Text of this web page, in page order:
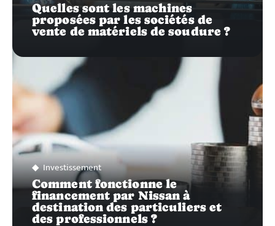
Quelles sont les machines
proposées par les sociétés de
vente de matériels de soudure ?
Investissement
Comment fonctionne le
financement par Nissan à
destination des particuliers et
des professionnels ?